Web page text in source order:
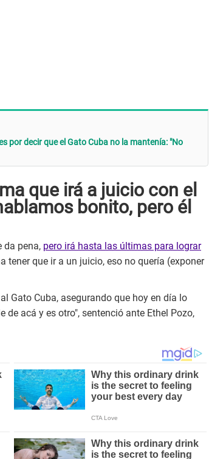
por decir que el Gato Cuba no la mantenía: "No
que irá a juicio con el
bonito, pero él
da pena, pero irá hasta las últimas para lograr
tener que ir a un juicio, eso no quería (exponer
Gato Cuba, asegurando que hoy en día lo
acá y es otro", sentenció ante Ethel Pozo,